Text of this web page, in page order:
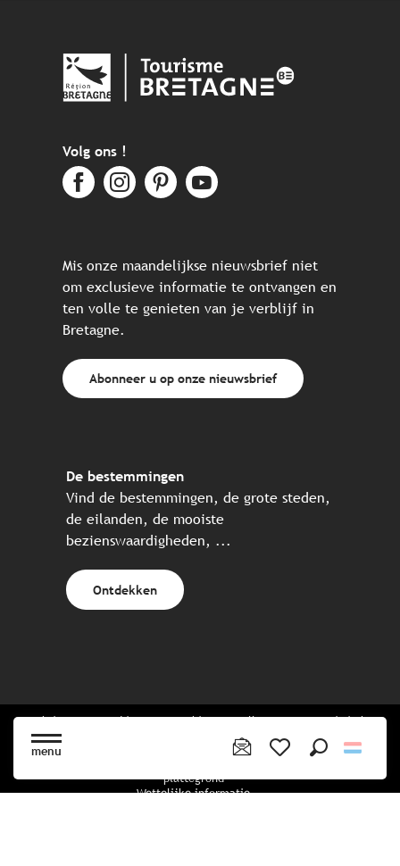
menu
Volg ons !
Mis onze maandelijkse nieuwsbrief niet
om exclusieve informatie te ontvangen en
ten volle te genieten van je verblijf in
Bretagne.
Abonneer u op onze nieuwsbrief
De bestemmingen
Vind de bestemmingen, de grote steden,
de eilanden, de mooiste
bezienswaardigheden, ...
Ontdekken
Website gecreëerd in samenwerking met alle Bretonse toeristische
plattegrond
Wettelijke informatie